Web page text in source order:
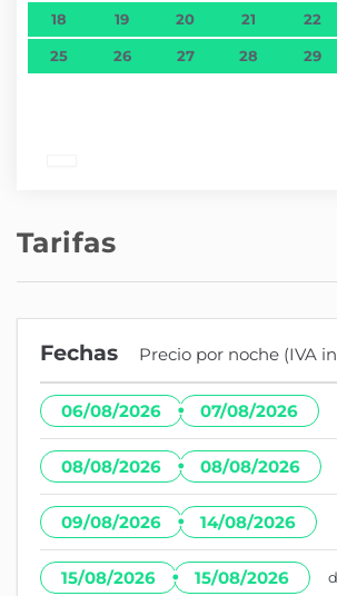
18 19 20 21 22
25 26 27 28 29
Tarifas
Fechas Precio por noche (IVA
06/08/2026 · 07/08/2026
08/08/2026 · 08/08/2026
09/08/2026 · 14/08/2026
15/08/2026 · 15/08/2026